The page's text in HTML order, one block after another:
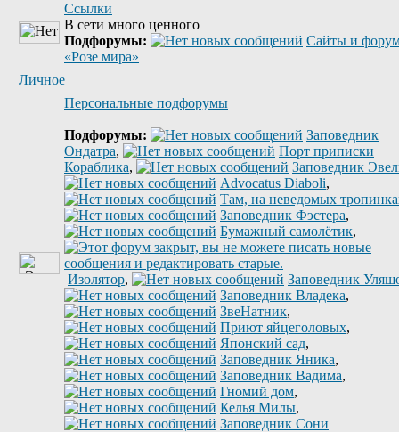
Ссылки
В сети много ценного
Подфорумы:
Сайты и
«Розе мира»
Личное
Персональные подфорумы
Подфорумы:
Заповедник
Ондатра,
Порт приписки
Кораблика,
Заповедник
Advocatus Diaboli,
Там, на неведомых
Заповедник Фэстера,
Бумажный самолётик,
Изолятор,
Заповедник
Заповедник Владека,
ЗвеНатник,
Приют яйцеголовых,
Японский сад,
Заповедник Яника,
Заповедник Вадима,
Гномий дом,
Келья Милы,
Заповедник Сони